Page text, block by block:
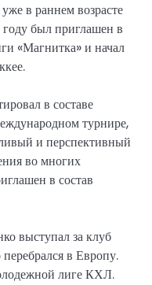
в раннем возрасте
был приглашен в
«Магнитка» и начал
в составе
турнире,
и перспективный
во многих
в состав
выступал за клуб
в Европу.
лиге КХЛ.